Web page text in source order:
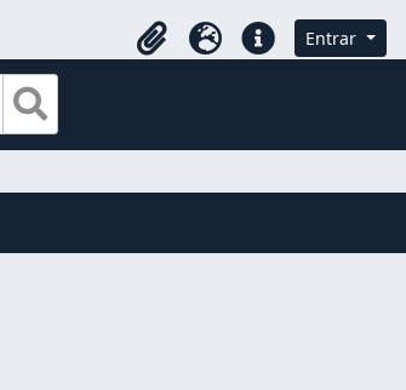
Área de transferência
IdiomaLigações rápidas
Entrar